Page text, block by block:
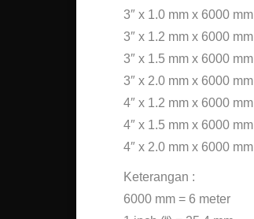
3″ x 1.0 mm x 6000 mm
3″ x 1.2 mm x 6000 mm
3″ x 1.5 mm x 6000 mm
3″ x 2.0 mm x 6000 mm
4″ x 1.2 mm x 6000 mm
4″ x 1.5 mm x 6000 mm
4″ x 2.0 mm x 6000 mm
Keterangan :
6000 mm = 6 meter